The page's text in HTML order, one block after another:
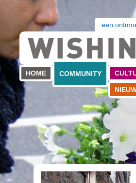
een
HOME COMMUNITY